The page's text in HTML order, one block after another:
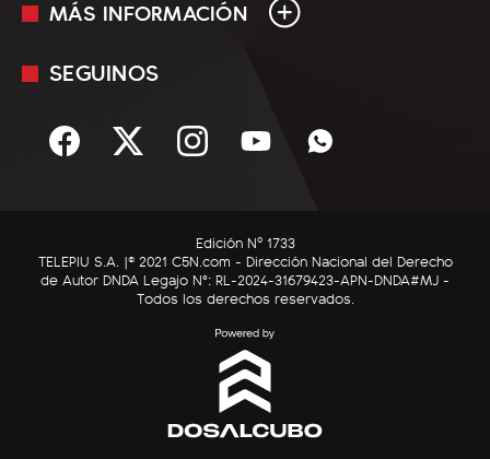
En Vivo
Sociedad
C5N Autos
RatingCero
MÁS INFORMACIÓN
Mediakit
Términos y condiciones
SEGUINOS
Edición Nº 1733
TELEPIU S.A. |© 2021 C5N.com - Dirección Nacional del Derecho
de Autor DNDA Legajo N°: RL-2024-31679423-APN-DNDA#MJ -
Todos los derechos reservados.